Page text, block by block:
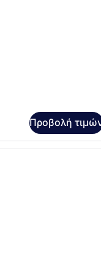
Προβολή